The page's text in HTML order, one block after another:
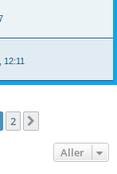
12:11
2
Aller